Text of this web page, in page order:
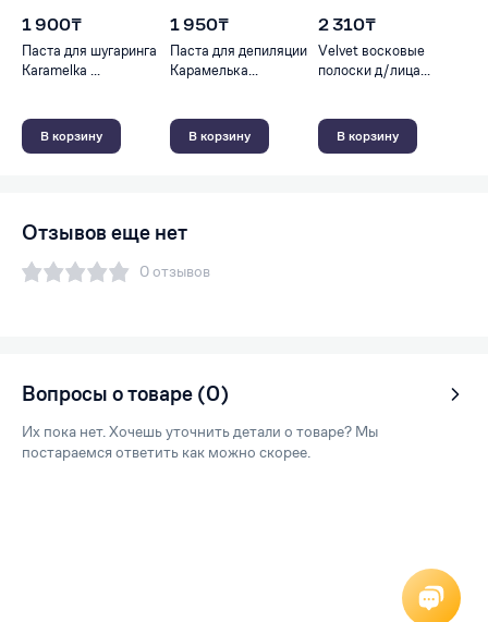
1 900₸
Паста для шугаринга
Karamelka ...
В корзину
1 950₸
Паста для депиляции
Карамелька...
В корзину
2 310₸
Velvet восковые
полоски д/лица...
В корзину
Отзывов еще нет
0 отзывов
Вопросы о товаре (0)
Их пока нет. Хочешь уточнить детали о товаре? Мы
постараемся ответить как можно скорее.